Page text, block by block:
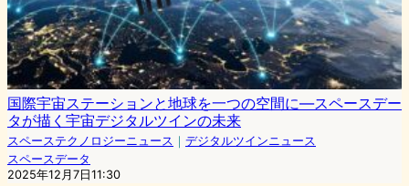
国際宇宙ステーションと地球を一つの空間に—スペースデー
タが描く宇宙デジタルツインの未来
スペーステクノロジーニュース ｜ デジタルツインニュース
スペースデータ
2025年12月7日11:30